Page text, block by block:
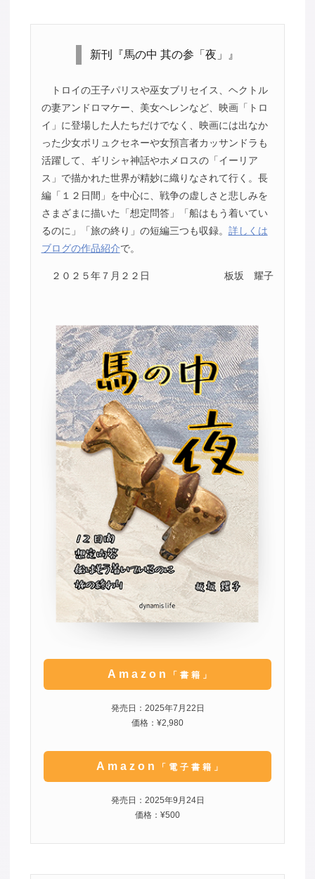
新刊『馬の中 其の参「夜」』
トロイの王子パリスや巫女ブリセイス、ヘクトル
の妻アンドロマケー、美女ヘレンなど、映画「トロ
イ」に登場した人たちだけでなく、映画には出なか
った少女ポリュクセネーや女預言者カッサンドラも
活躍して、ギリシャ神話やホメロスの「イーリア
ス」で描かれた世界が精妙に織りなされて行く。長
編「１２日間」を中心に、戦争の虚しさと悲しみを
さまざまに描いた「想定問答」「船はもう着いてい
るのに」「旅の終り」の短編三つも収録。 詳しくは
ブログの作品紹介で。
２０２５年７月２２日 板坂 耀子
Amazon 「書籍」
発売日：2025年7月22日
価格：¥2,980
Amazon 「電子書籍」
発売日：2025年9月24日
価格：¥500